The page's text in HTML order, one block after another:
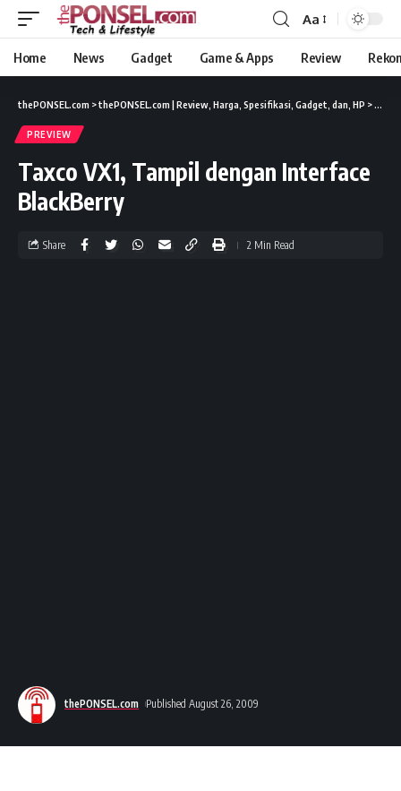
Aa
Home News Gadget Game & Apps Review
thePONSEL.com >thePONSEL.com | Review, Harga, Spesifikasi, Gadget, dan, HP >
PREVIEW
Taxco VX1, Tampil dengan Interface
BlackBerry
thePONSEL.com Published August 26, 2009
Share 2 Min Read